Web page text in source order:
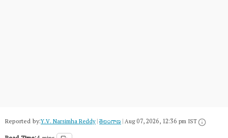
Reported by:Y.V. Narsimha Reddy|తెలంగాణ‌|Aug 07, 2026, 12:36 pm IST